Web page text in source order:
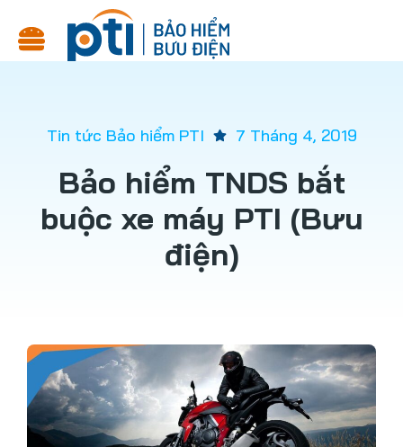
Tin tức Bảo hiểm PTI 7 Tháng 4, 2019
Bảo hiểm TNDS bắt
buộc xe máy PTI (Bưu
điện)